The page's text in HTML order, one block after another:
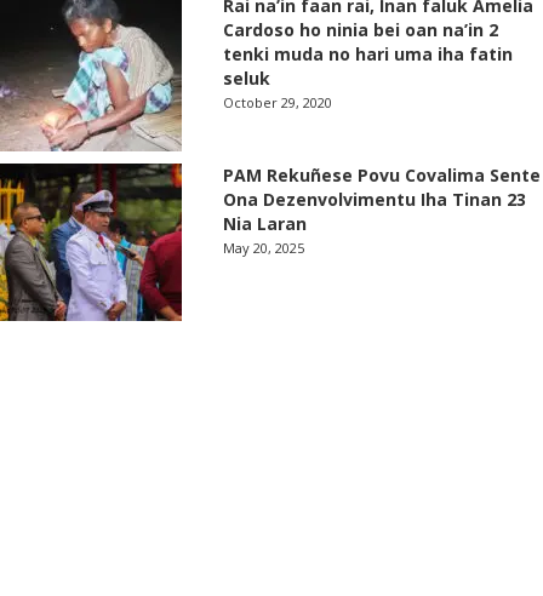
Rai na’in faan rai, Inan faluk Amelia
Cardoso ho ninia bei oan na’in 2
tenki muda no hari uma iha fatin
seluk
October 29, 2020
PAM Rekuñese Povu Covalima Sente
Ona Dezenvolvimentu Iha Tinan 23
Nia Laran
May 20, 2025